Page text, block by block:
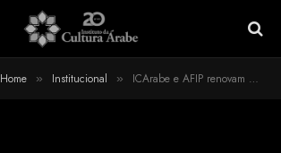
Home » Institucional » ICArabe e AFIP renovam parceria